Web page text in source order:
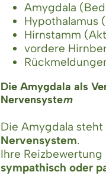
Amygdala
Hypothalamus
Hirnstamm
vordere
Die Amygdala als
Nervensystem
Die Amygdala
Nervensystem.
Ihre
sympathisch oder